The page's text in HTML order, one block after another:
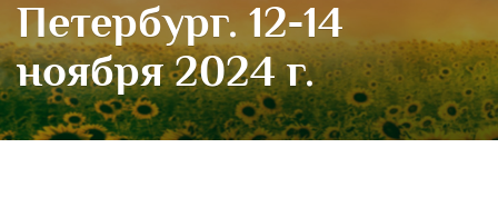
Петербург. 12-14
ноября 2024 г.